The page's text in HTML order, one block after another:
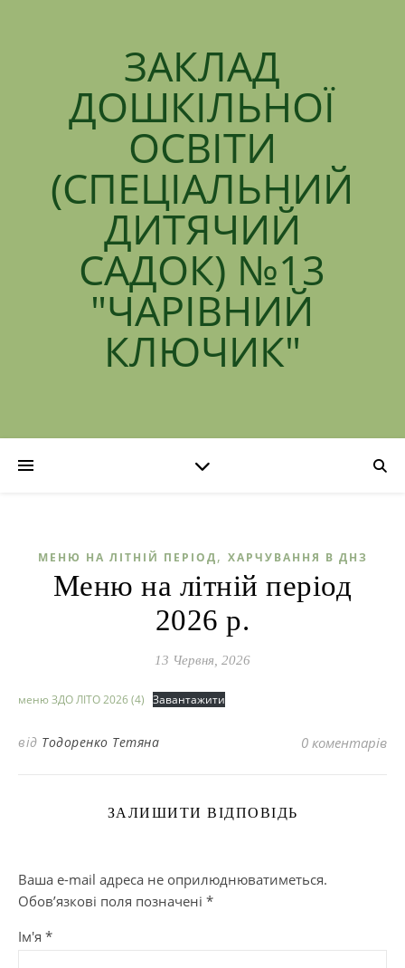
ЗАКЛАД
ДОШКІЛЬНОЇ
ОСВІТИ
(СПЕЦІАЛЬНИЙ
ДИТЯЧИЙ
САДОК) №13
"ЧАРІВНИЙ
КЛЮЧИК"
МЕНЮ НА ЛІТНІЙ ПЕРІОД, ХАРЧУВАННЯ В ДНЗ
Меню на літній період
2026 р.
13 Червня, 2026
меню ЗДО ЛІТО 2026 (4) Завантажити
від Тодоренко Тетяна 0 коментарів
ЗАЛИШИТИ ВІДПОВІДЬ
Ваша e-mail адреса не оприлюднюватиметься.
Обов’язкові поля позначені *
Ім'я *